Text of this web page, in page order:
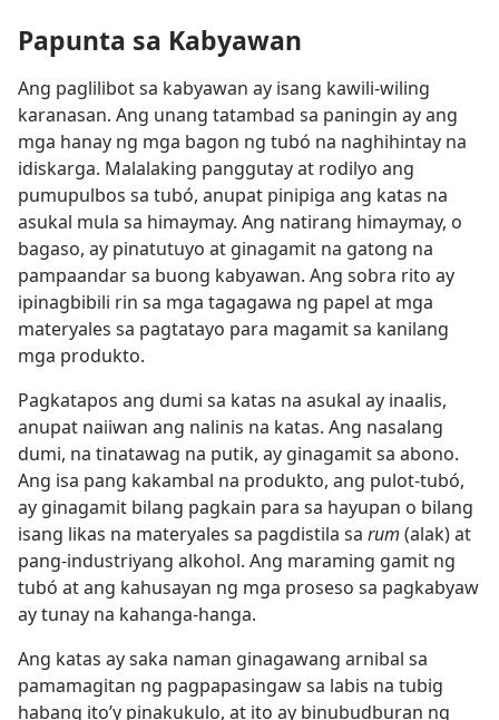
Papunta sa Kabyawan
Ang paglilibot sa kabyawan ay isang kawili-wiling
karanasan. Ang unang tatambad sa paningin ay ang
mga hanay ng mga bagon ng tubó na naghihintay na
idiskarga. Malalaking panggutay at rodilyo ang
pumupulbos sa tubó, anupat pinipiga ang katas na
asukal mula sa himaymay. Ang natirang himaymay, o
bagaso, ay pinatutuyo at ginagamit na gatong na
pampaandar sa buong kabyawan. Ang sobra rito ay
ipinagbibili rin sa mga tagagawa ng papel at mga
materyales sa pagtatayo para magamit sa kanilang
mga produkto.
Pagkatapos ang dumi sa katas na asukal ay inaalis,
anupat naiiwan ang nalinis na katas. Ang nasalang
dumi, na tinatawag na putik, ay ginagamit sa abono.
Ang isa pang kakambal na produkto, ang pulot-tubó,
ay ginagamit bilang pagkain para sa hayupan o bilang
isang likas na materyales sa pagdistila sa rum (alak) at
pang-industriyang alkohol. Ang maraming gamit ng
tubó at ang kahusayan ng mga proseso sa pagkabyaw
ay tunay na kahanga-hanga.
Ang katas ay saka naman ginagawang arnibal sa
pamamagitan ng pagpapasingaw sa labis na tubig
habang ito’y pinakukulo, at ito ay binubudburan ng